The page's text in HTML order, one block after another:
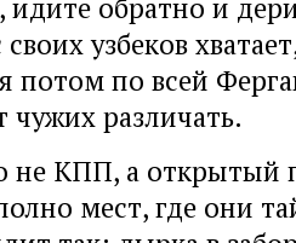
узбеков
потом по всей
чужих различать.
не КПП, а открытый
мест, где они